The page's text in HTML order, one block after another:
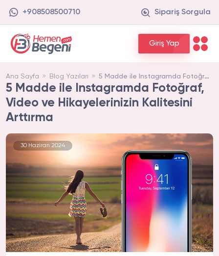
+908508500710 Sipariş Sorgula
Giriş Yap
Ana Sayfa Blog Yazıları 5 Madde ile Instagramda Fotoğraf, Video ve Hikayelerinizin Kalitesini Arttırma
5 Madde ile Instagramda Fotoğraf,
Video ve Hikayelerinizin Kalitesini
Arttırma
30 Haziran 2024